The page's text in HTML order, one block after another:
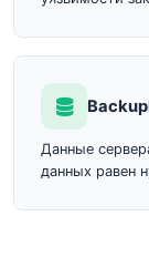
Данные
данных равен